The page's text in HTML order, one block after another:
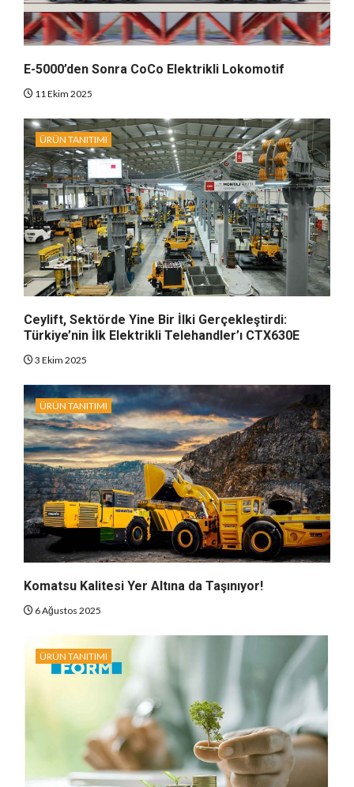
E-5000’den Sonra CoCo Elektrikli Lokomotif
11 Ekim 2025
ÜRÜN TANITIMI
Ceylift, Sektörde Yine Bir İlki Gerçekleştirdi:
Türkiye’nin İlk Elektrikli Telehandler’ı CTX630E
3 Ekim 2025
ÜRÜN TANITIMI
Komatsu Kalitesi Yer Altına da Taşınıyor!
6 Ağustos 2025
ÜRÜN TANITIMI